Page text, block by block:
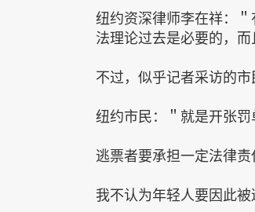
纽约资深律师李在祥：
法理论过去是必要的，
不过，似乎记者采访的
纽约市民：＂就是开张罚
逃票者要承担一定法律责
我不认为年轻人要因此被